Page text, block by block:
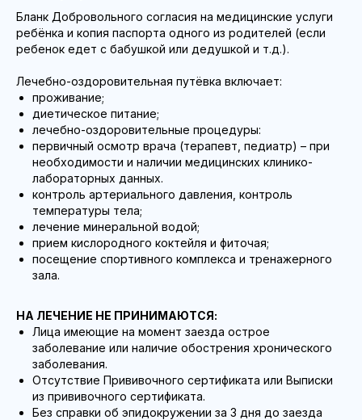
Бланк Добровольного согласия на медицинские услуги
ребёнка и копия паспорта одного из родителей (если
ребенок едет с бабушкой или дедушкой и т.д.).
Лечебно-оздоровительная путёвка включает:
проживание;
диетическое питание;
лечебно-оздоровительные процедуры:
первичный осмотр врача (терапевт, педиатр) – при
необходимости и наличии медицинских клинико-
лабораторных данных.
контроль артериального давления, контроль
температуры тела;
лечение минеральной водой;
прием кислородного коктейля и фиточая;
посещение спортивного комплекса и тренажерного
зала.
НА ЛЕЧЕНИЕ НЕ ПРИНИМАЮТСЯ:
Лица имеющие на момент заезда острое
заболевание или наличие обострения хронического
заболевания.
Отсутствие Прививочного сертификата или Выписки
из прививочного сертификата.
Без справки об эпидокружении за 3 дня до заезда